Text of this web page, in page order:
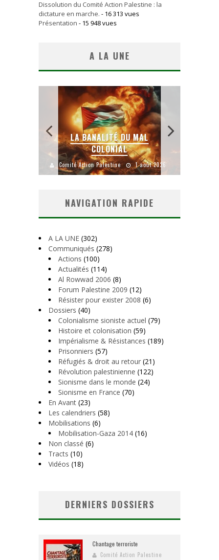
Dissolution du Comité Action Palestine : la
dictature en marche. - 16 313 vues
Présentation - 15 948 vues
A LA UNE
LA BANALITÉ DU MAL
COLONIAL
Comité Action Palestine 1 août 2026
NAVIGATION RAPIDE
A LA UNE (302)
Communiqués (278)
Actions (100)
Actualités (114)
Al Rowwad 2006 (8)
Forum Palestine 2009 (12)
Résister pour exister 2008 (6)
Dossiers (40)
Colonialisme sioniste actuel (79)
Histoire et colonisation (59)
Impérialisme & Résistances (189)
Prisonniers (57)
Réfugiés & droit au retour (21)
Révolution palestinienne (122)
Sionisme dans le monde (24)
Sionisme en France (70)
En Avant (23)
Les calendriers (58)
Mobilisations (6)
Mobilisation-Gaza 2014 (16)
Non classé (6)
Tracts (10)
Vidéos (18)
DERNIERS DOSSIERS
Chantage terroriste
Comité Action Palestine